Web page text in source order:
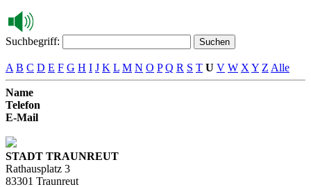
Suchbegriff: Suchen
A B C D E F G H I J K L M N O P Q R S T U V W X Y Z Alle
Name
Telefon
E-Mail
STADT TRAUNREUT
Rathausplatz 3
83301 Traunreut